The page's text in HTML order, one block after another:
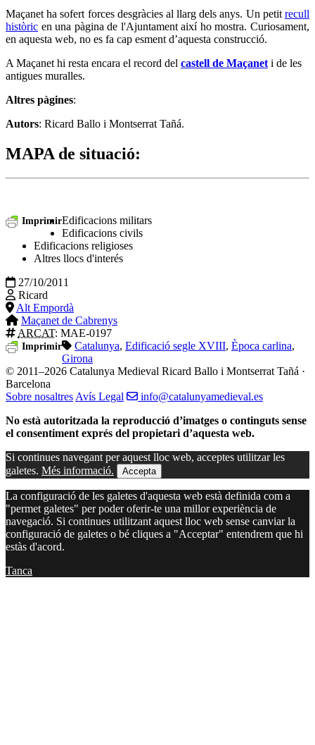
Maçanet ha sofert forces desgràcies al llarg dels anys. Un petit recull
històric en una pàgina de l'Ajuntament així ho mostra. Curiosament,
en aquesta web, no es fa cap esment d’aquesta construcció.
A Maçanet hi resta encara el record del castell de Maçanet i de les
antigues muralles.
Altres pàgines:
Autors: Ricard Ballo i Montserrat Tañá.
MAPA de situació:
ImprimirEdificacions militars
Edificacions civils
Edificacions religioses
Altres llocs d'interés
27/10/2011
Ricard
Alt Empordà
Maçanet de Cabrenys
ARCAT: MAE-0197
Imprimir Catalunya, Edificació segle XVIII, Època carlina,
Girona
© 2011–2026 Catalunya Medieval Ricard Ballo i Montserrat Tañá ·
Barcelona
Sobre nosaltres Avís Legal
info@catalunyamedieval.es
No està autoritzada la reproducció d’imatges o continguts sense
el consentiment exprés del propietari d’aquesta web.
Si continues navegant per aquest lloc web, acceptes utilitzar les
galetes. Més informació. Accepta
La configuració de les galetes d'aquesta web està definida com a
"permet galetes" per poder oferir-te una millor experiència de
navegació. Si continues utilitzant aquest lloc web sense canviar la
configuració de galetes o bé cliques a "Acceptar" entendrem que hi
estàs d'acord.
Tanca